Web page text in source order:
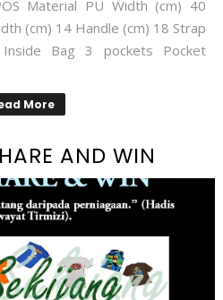
Material PU Width (cm) 40
(cm) 14 Handle (cm) 18 Strap
Bag 3 pockets Pocket
More
AND WIN